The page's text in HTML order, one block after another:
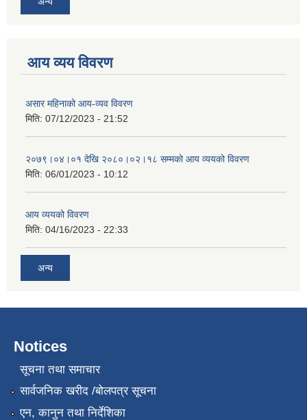
आय व्यय विवरण
असार महिनाको आय-व्यव विवरण
मिति: 07/12/2023 - 21:52
२०७९।०४।०१ देखि २०८०।०२।१८ सम्मको आय व्ययको विवरण
मिति: 06/01/2023 - 10:12
आय व्ययको विवरण
मिति: 04/16/2023 - 22:33
अन्य
Notices
सूचना तथा समाचार
सार्वजनिक खरीद /बोलपत्र सूचना
एन, कानुन तथा निर्देशिका